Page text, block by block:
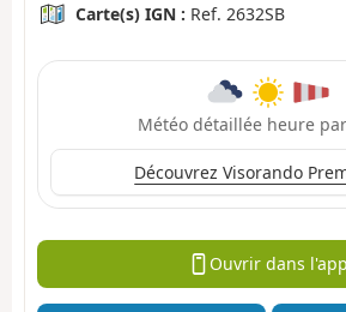
Carte(s) IGN : Ref. 2632SB
Météo détaillée heure
Découvrez Visorando
Ouvrir dans l'app